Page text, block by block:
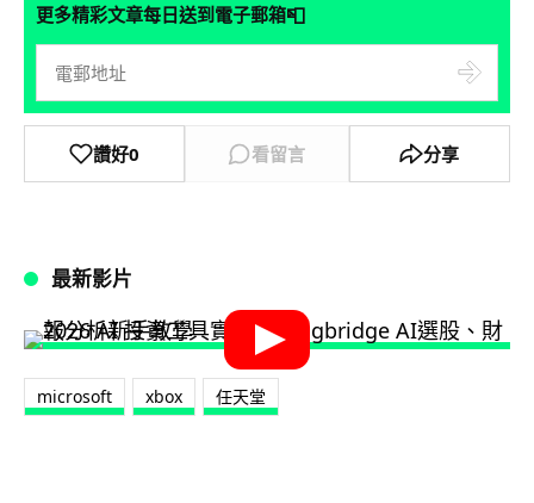
更多精彩文章每日送到電子郵箱📮
讚好0 看留言 分享
最新影片
microsoft xbox 任天堂